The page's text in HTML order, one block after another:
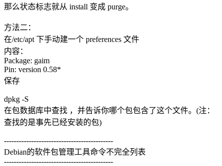
那么状态标志就从 install 变成 purge。
方法二：
在/etc/apt 下手动建一个 preferences 文件
内容：
Package: gaim
Pin: version 0.58*
保存
dpkg -S
在包数据库中查找 ，并告诉你哪个包包含了这个文件。(注：
查找的是事先已经安装的包)
--------------------------------------------
Debian的软件包管理工具命令不完全列表
--------------------------------------------